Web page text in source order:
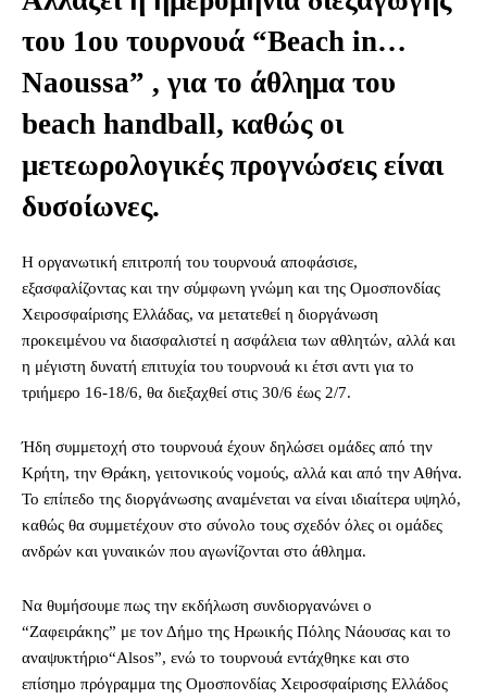
του 1ου τουρνουά “Beach in…
Naoussa” , για το άθλημα του
beach handball, καθώς οι
μετεωρολογικές προγνώσεις είναι
δυσοίωνες.
Η οργανωτική επιτροπή του τουρνουά αποφάσισε,
εξασφαλίζοντας και την σύμφωνη γνώμη και της Ομοσπονδίας
Χειροσφαίρισης Ελλάδας, να μετατεθεί η διοργάνωση
προκειμένου να διασφαλιστεί η ασφάλεια των αθλητών, αλλά και
η μέγιστη δυνατή επιτυχία του τουρνουά κι έτσι αντι για το
τριήμερο 16-18/6, θα διεξαχθεί στις 30/6 έως 2/7.
Ήδη συμμετοχή στο τουρνουά έχουν δηλώσει ομάδες από την
Κρήτη, την Θράκη, γειτονικούς νομούς, αλλά και από την Αθήνα.
Το επίπεδο της διοργάνωσης αναμένεται να είναι ιδιαίτερα υψηλό,
καθώς θα συμμετέχουν στο σύνολο τους σχεδόν όλες οι ομάδες
ανδρών και γυναικών που αγωνίζονται στο άθλημα.
Να θυμήσουμε πως την εκδήλωση συνδιοργανώνει ο
“Ζαφειράκης” με τον Δήμο της Ηρωικής Πόλης Νάουσας και το
αναψυκτήριο“Alsos”, ενώ το τουρνουά εντάχθηκε και στο
επίσημο πρόγραμμα της Ομοσπονδίας Χειροσφαίρισης Ελλάδος